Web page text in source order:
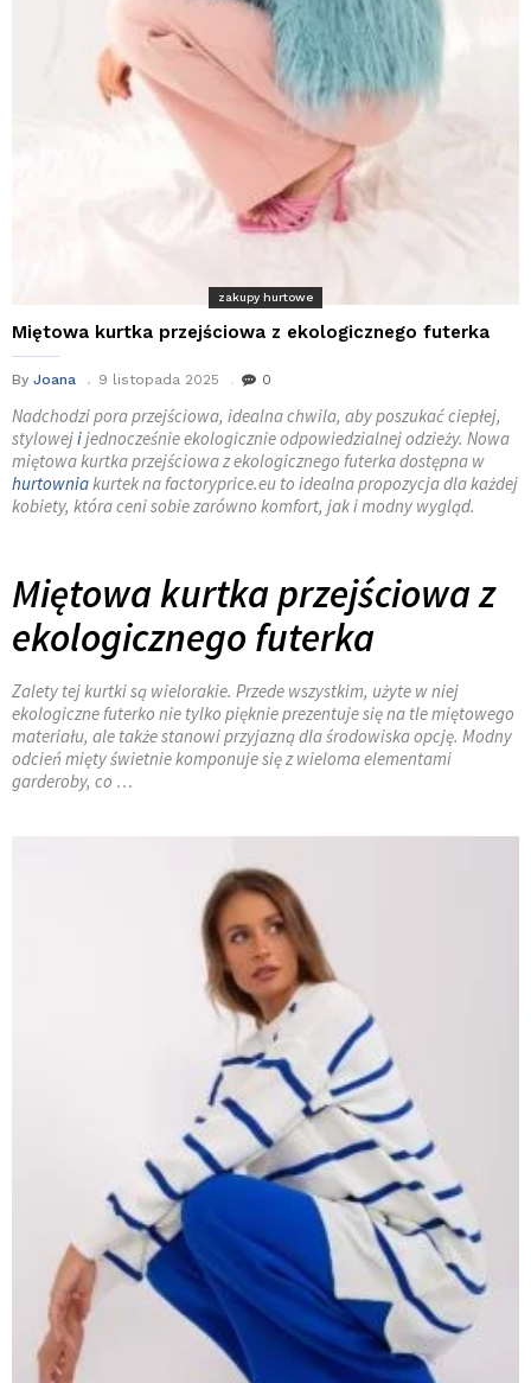
zakupy hurtowe
Miętowa kurtka przejściowa z ekologicznego futerka
By Joana 9 listopada 2025 0
Nadchodzi pora przejściowa, idealna chwila, aby poszukać ciepłej,
stylowejijednocześnie ekologicznie odpowiedzialnej odzieży. Nowa
miętowa kurtka przejściowa z ekologicznego futerka dostępna w
hurtowniakurtek na factoryprice.eu to idealna propozycja dla każdej
kobiety, która ceni sobie zarówno komfort, jak i modny wygląd.
Miętowa kurtka przejściowa z
ekologicznego futerka
Zalety tej kurtki są wielorakie. Przede wszystkim, użyte w niej
ekologiczne futerko nie tylko pięknie prezentuje się na tle miętowego
materiału, ale także stanowi przyjazną dla środowiska opcję. Modny
odcień mięty świetnie komponuje się z wieloma elementami
garderoby, co …